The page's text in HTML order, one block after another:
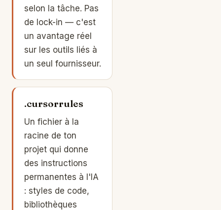
selon la tâche. Pas
de lock-in — c'est
un avantage réel
sur les outils liés à
un seul fournisseur.
.cursorrules
Un fichier à la
racine de ton
projet qui donne
des instructions
permanentes à l'IA
: styles de code,
bibliothèques